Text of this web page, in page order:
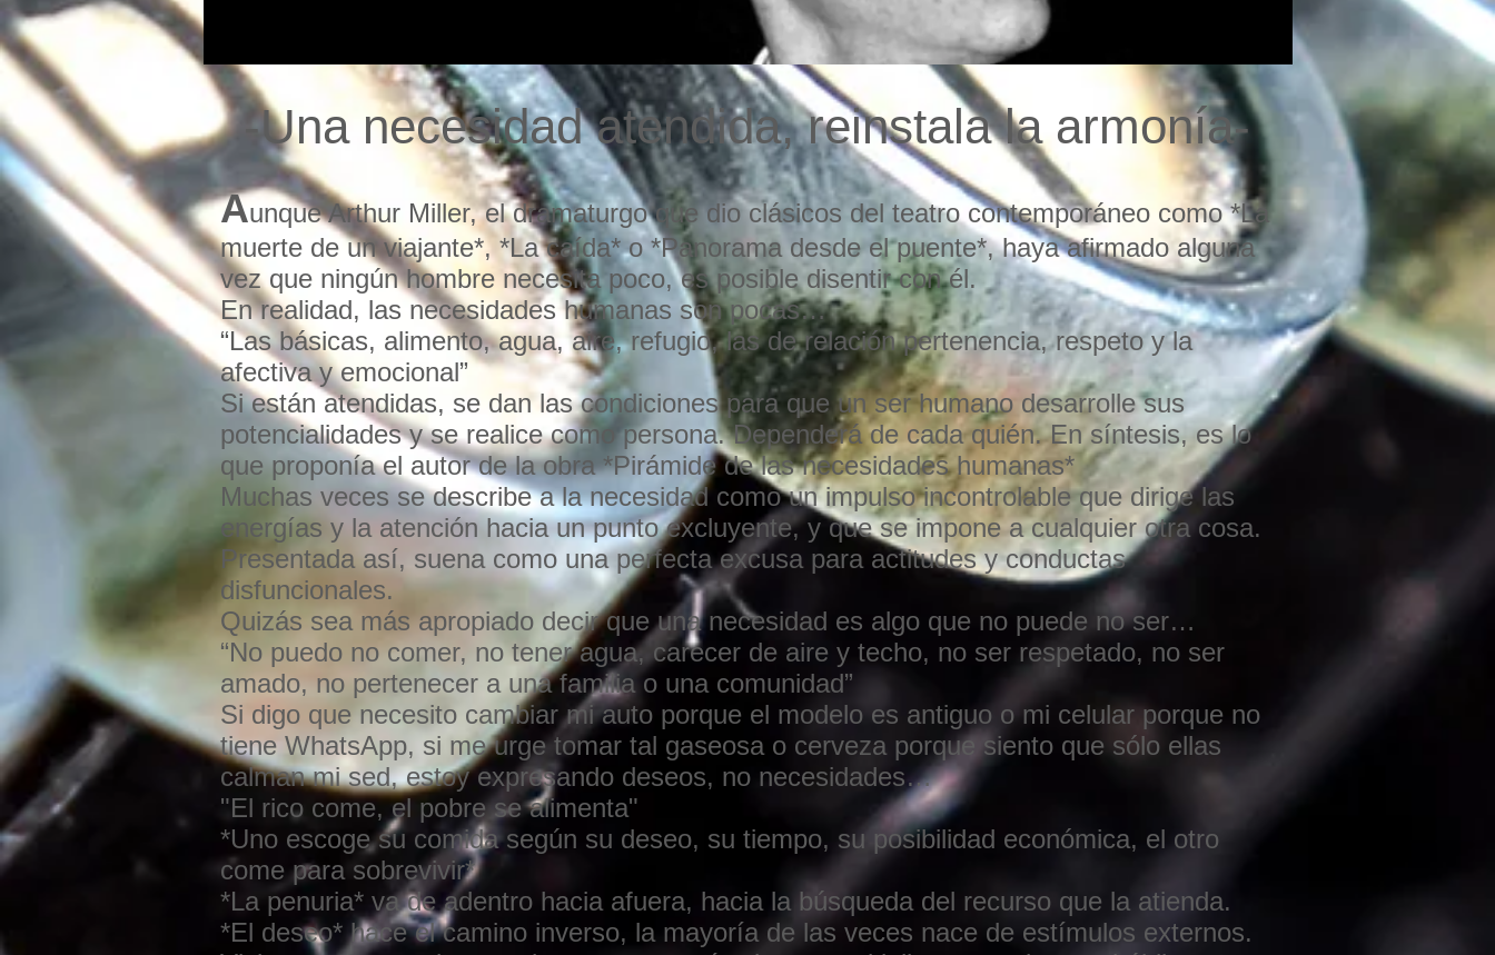
-Una necesidad atendida, reinstala la armonía-
Aunque Arthur Miller, el dramaturgo que dio clásicos del teatro contemporáneo como *La
muerte de un viajante*, *La caída* o *Panorama desde el puente*, haya afirmado alguna
vez que ningún hombre necesita poco, es posible disentir con él.
En realidad, las necesidades humanas son pocas…
“Las básicas, alimento, agua, aire, refugio, las de relación pertenencia, respeto y la
afectiva y emocional”
Si están atendidas, se dan las condiciones para que un ser humano desarrolle sus
potencialidades y se realice como persona. Dependerá de cada quién. En síntesis, es lo
que proponía el autor de la obra *Pirámide de las necesidades humanas*
Muchas veces se describe a la necesidad como un impulso incontrolable que dirige las
energías y la atención hacia un punto excluyente, y que se impone a cualquier otra cosa.
Presentada así, suena como una perfecta excusa para actitudes y conductas
disfuncionales.
Quizás sea más apropiado decir que una necesidad es algo que no puede no ser…
“No puedo no comer, no tener agua, carecer de aire y techo, no ser respetado, no ser
amado, no pertenecer a una familia o una comunidad”
Si digo que necesito cambiar mi auto porque el modelo es antiguo o mi celular porque no
tiene WhatsApp, si me urge tomar tal gaseosa o cerveza porque siento que sólo ellas
calman mi sed, estoy expresando deseos, no necesidades…
"El rico come, el pobre se alimenta"
*Uno escoge su comida según su deseo, su tiempo, su posibilidad económica, el otro
come para sobrevivir*
*La penuria* va de adentro hacia afuera, hacia la búsqueda del recurso que la atienda.
*El deseo* hace el camino inverso, la mayoría de las veces nace de estímulos externos.